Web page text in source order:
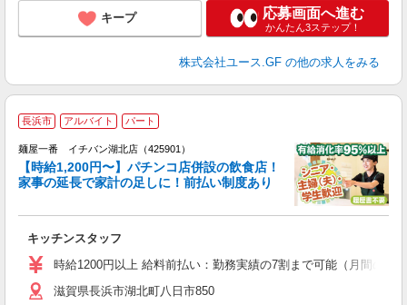
キープ 応募画面へ進む
かんたん3ステップ！
株式会社ユース.GF の他の求人をみる
長浜市 アルバイト パート
麺屋一番 イチバン湖北店（425901）
【時給1,200円〜】パチンコ店併設の飲食店！
家事の延長で家計の足しに！前払い制度あり
キッチンスタッフ
時給1200円以上 給料前払い：勤務実績の7割まで可能（月間の上
滋賀県長浜市湖北町八日市850